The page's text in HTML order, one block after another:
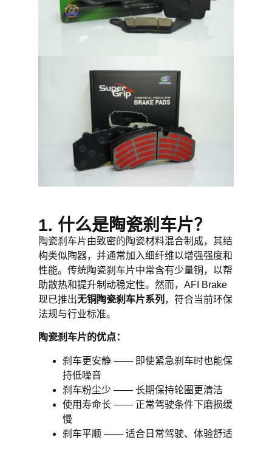
1. 什么是陶瓷刹车片？
陶瓷刹车片由致密的陶瓷材料混合制成，其结
构类似陶器，并通常加入细纤维以增强强度和
性能。传统陶瓷刹车片中常含有少量铜，以帮
助散热和提升制动稳定性。然而，AFI Brake
现已推出无铜陶瓷刹车片系列 ，符合当前环保
法规与行业标准。
陶瓷刹车片的优点：
刹车更安静 —— 即使紧急刹车时也能保
持低噪音
刹车粉尘少 —— 长期保持轮圈更清洁
使用寿命长 —— 正常驾驶条件下磨损缓
慢
刹车平顺 —— 适合日常驾驶、体验舒适